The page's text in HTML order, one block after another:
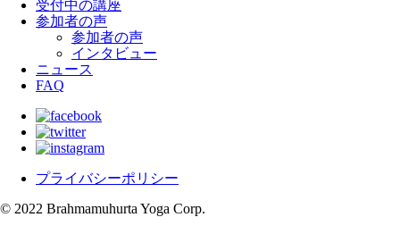
受付中の講座
参加者の声
参加者の声
インタビュー
ニュース
FAQ
プライバシーポリシー
© 2022 Brahmamuhurta Yoga Corp.